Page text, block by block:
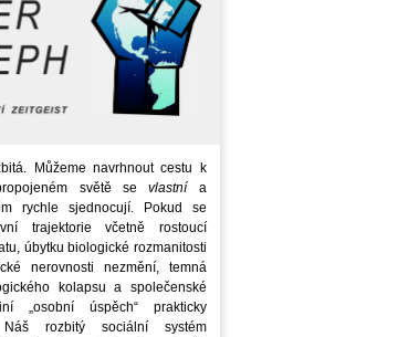
Můžeme navrhnout cestu k
světě sevlastnía
rychle sjednocují. Pokud se
trajektorie včetně rostoucí
úbytku biologické rozmanitosti
nerovnosti nezmění, temná
kolapsu a společenské
„osobní úspěch“ prakticky
Náš rozbitý sociální systém